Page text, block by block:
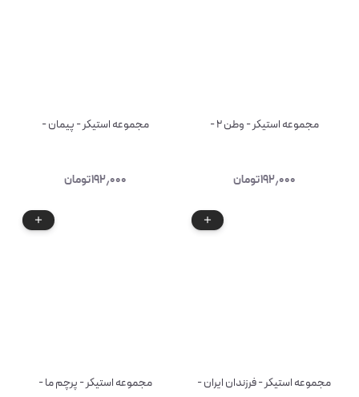
مجموعه استیکر - وطن ۲ -
۱۹۲٫۰۰۰تومان
مجموعه استیکر - پیمان -
۱۹۲٫۰۰۰تومان
مجموعه استیکر - فرزندان ایران - مجموعه استیکر - پرچم ما -